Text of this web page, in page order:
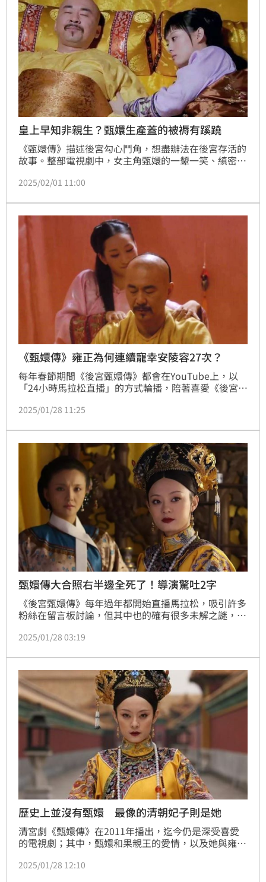
皇上早知非親生？甄嬛生產蓋的被褥有蹊蹺
《甄嬛傳》描述後宮勾心鬥角，想盡辦法在後宮存活的
故事。整部電視劇中，女主角甄嬛的一顰一笑、縝密的
人津津樂道。甄嬛在戲中一共經歷過2次生產，一次產
甄嬛所蓋的被子顏色以及上面的東西都是有所差別的，
難道皇上早就知道龍鳳胎並非自己親生的？
2025/02/01 11:00
《甄嬛傳》雍正為何連續寵幸安陵容27次？
每年春節期間《後宮甄嬛傳》都會在YouTube上，以
「24小時馬拉松直播」的方式輪播，陪著喜愛《後宮甄
積了超過上萬人觀看，劇情也引起網友熱烈討論；其
後卻被雍正一個月連寵27次，這是連甄嬛都沒有的待
遇，為什麼會有如此轉變令人好奇！（記者唐家興）
2025/01/28 11:25
甄嬛傳大合照右半邊全死了！導演驚吐2字
《後宮甄嬛傳》每年過年都開始直播馬拉松，吸引許多
粉絲在留言板討論，但其中也的確有很多未解之謎，包
點，左半邊甄嬛戰隊全員存活，但右半邊的皇后戰隊，
2025/01/28 03:19
歷史上並沒有甄嬛 最像的清朝妃子則是她
清宮劇《甄嬛傳》在2011年播出，迄今仍是深受喜愛
的電視劇；其中，甄嬛和果親王的愛情，以及她與雍正
這個人嗎？
2025/01/28 12:10